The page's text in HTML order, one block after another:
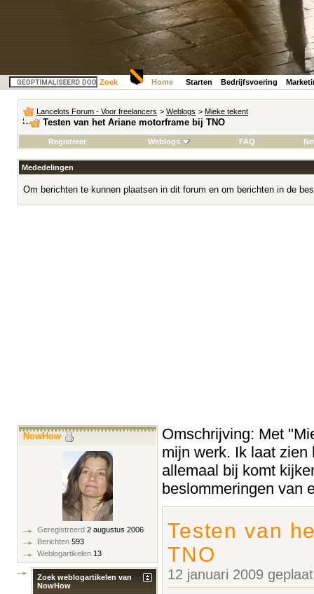
Zoek Home Starten Bedrijfsvoering
Lancelots Forum - Voor freelancers > Weblogs > Mieke tekent
Testen van het Ariane motorframe bij TNO
Registreer Weblogs FAQ
Mededelingen
Om berichten te kunnen plaatsen in dit forum en om berichten in de
Omschrijving: Met
mijn werk. Ik laat
allemaal bij komt
beslommeringen van
Testen van
TNO
12 januari 2009
NowHow
Geregistreerd 2 augustus 2006
Berichten 593
Weblogartikelen 13
Zoek weblogartikelen van
NowHow